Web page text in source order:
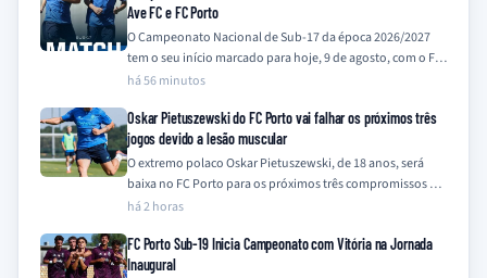
Ave FC e FC Porto
O Campeonato Nacional de Sub-17 da época 2026/2027
tem o seu início marcado para hoje, 9 de agosto, com o FC
Porto,…
há 56 minutos
Oskar Pietuszewski do FC Porto vai falhar os próximos três
jogos devido a lesão muscular
O extremo polaco Oskar Pietuszewski, de 18 anos, será
baixa no FC Porto para os próximos três compromissos da
equipa, frente a…
há 2 horas
FC Porto Sub-19 Inicia Campeonato com Vitória na Jornada
Inaugural